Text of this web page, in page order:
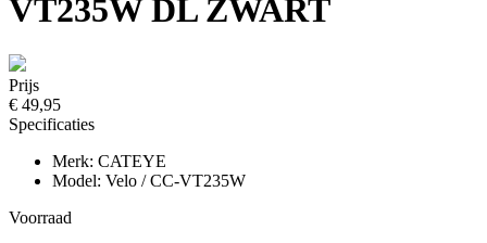
VT235W DL ZWART
Prijs
€ 49,95
Specificaties
Merk: CATEYE
Model: Velo / CC-VT235W
Voorraad